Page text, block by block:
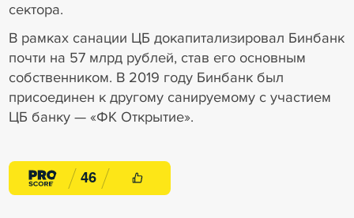
сектора.
В рамках санации ЦБ докапитализировал Бинбанк
почти на 57 млрд рублей, став его основным
собственником. В 2019 году Бинбанк был
присоединен к другому санируемому с участием
ЦБ банку — «ФК Открытие».
46